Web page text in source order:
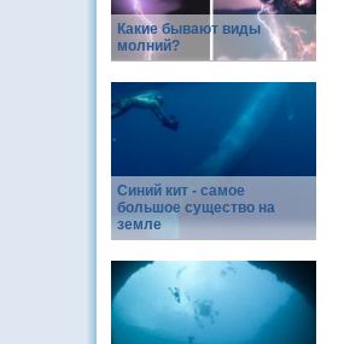
Какие бывают виды
молний?
Синий кит - самое
большое существо на
земле